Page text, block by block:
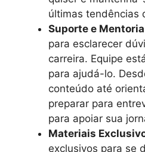
últimas tendências
Suporte e
para esclarecer
carreira. Equipe
para ajudá-lo.
conteúdo até
preparar para
para apoiar sua
Materiais
exclusivos para se